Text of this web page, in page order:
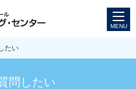
たい
問したい